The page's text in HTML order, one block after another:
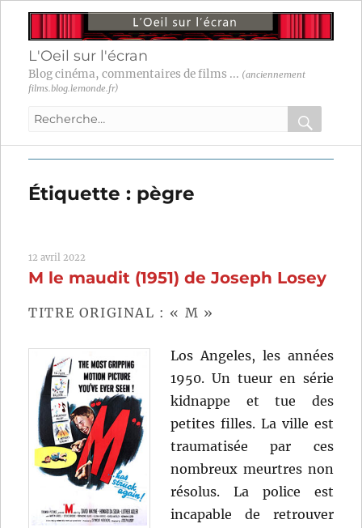
L'Oeil sur l'écran
Blog cinéma, commentaires de films ... (anciennement
films.blog.lemonde.fr)
Recherche
:
OK
Étiquette : pègre
12 avril 2022
M le maudit (1951) de Joseph Losey
TITRE ORIGINAL : « M »
Los Angeles, les années
1950. Un tueur en série
kidnappe et tue des
petites filles. La ville est
traumatisée par ces
nombreux meurtres non
résolus. La police est
incapable de retrouver